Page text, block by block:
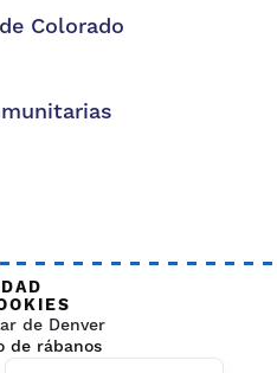
Colorado
de Denver
de rábanos